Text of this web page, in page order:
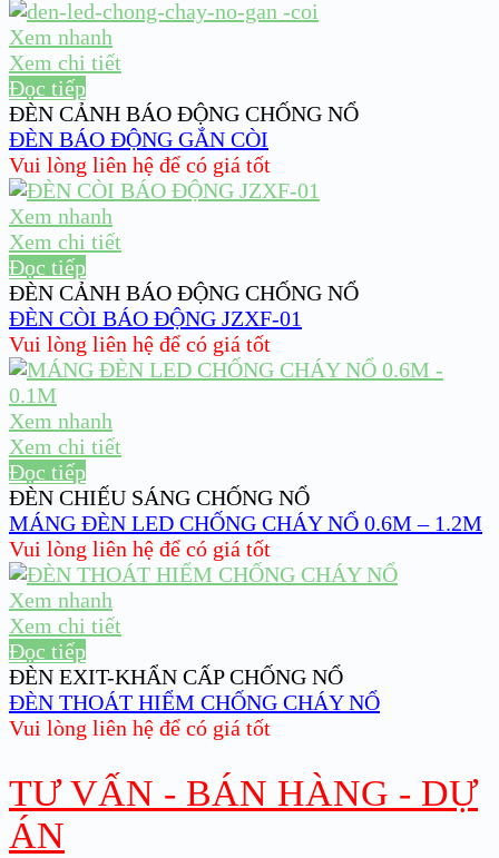
Xem nhanh
Xem chi tiết
Đọc tiếp
ĐÈN CẢNH BÁO ĐỘNG CHỐNG NỔ
ĐÈN BÁO ĐỘNG GẮN CÒI
Vui lòng liên hệ để có giá tốt
Xem nhanh
Xem chi tiết
Đọc tiếp
ĐÈN CẢNH BÁO ĐỘNG CHỐNG NỔ
ĐÈN CÒI BÁO ĐỘNG JZXF-01
Vui lòng liên hệ để có giá tốt
Xem nhanh
Xem chi tiết
Đọc tiếp
ĐÈN CHIẾU SÁNG CHỐNG NỔ
MÁNG ĐÈN LED CHỐNG CHÁY NỔ 0.6M – 1.2M
Vui lòng liên hệ để có giá tốt
Xem nhanh
Xem chi tiết
Đọc tiếp
ĐÈN EXIT-KHẨN CẤP CHỐNG NỔ
ĐÈN THOÁT HIỂM CHỐNG CHÁY NỔ
Vui lòng liên hệ để có giá tốt
TƯ VẤN - BÁN HÀNG - DỰ
ÁN